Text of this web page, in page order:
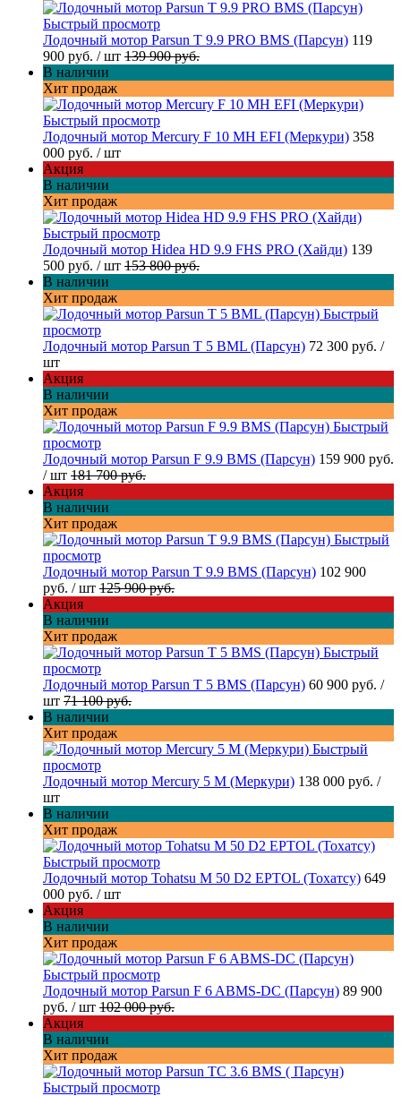
Быстрый просмотр
Лодочный мотор Parsun T 9.9 PRO BMS (Парсун) 119
900 руб. / шт 139 900 руб.
В наличии
Хит продаж
Быстрый просмотр
Лодочный мотор Mercury F 10 MH EFI (Меркури) 358
000 руб. / шт
Акция
В наличии
Хит продаж
Быстрый просмотр
Лодочный мотор Hidea HD 9.9 FHS PRO (Хайди) 139
500 руб. / шт 153 800 руб.
В наличии
Хит продаж
Быстрый
просмотр
Лодочный мотор Parsun T 5 BML (Парсун) 72 300 руб. /
шт
Акция
В наличии
Хит продаж
Быстрый
просмотр
Лодочный мотор Parsun F 9.9 BMS (Парсун) 159 900 руб.
/ шт 181 700 руб.
Акция
В наличии
Хит продаж
Быстрый
просмотр
Лодочный мотор Parsun T 9.9 BMS (Парсун) 102 900
руб. / шт 125 900 руб.
Акция
В наличии
Хит продаж
Быстрый
просмотр
Лодочный мотор Parsun T 5 BMS (Парсун) 60 900 руб. /
шт 71 100 руб.
В наличии
Хит продаж
Быстрый
просмотр
Лодочный мотор Mercury 5 M (Меркури) 138 000 руб. /
шт
В наличии
Хит продаж
Быстрый просмотр
Лодочный мотор Tohatsu M 50 D2 EPTOL (Тохатсу) 649
000 руб. / шт
Акция
В наличии
Хит продаж
Быстрый просмотр
Лодочный мотор Parsun F 6 ABMS-DC (Парсун) 89 900
руб. / шт 102 000 руб.
Акция
В наличии
Хит продаж
Быстрый просмотр